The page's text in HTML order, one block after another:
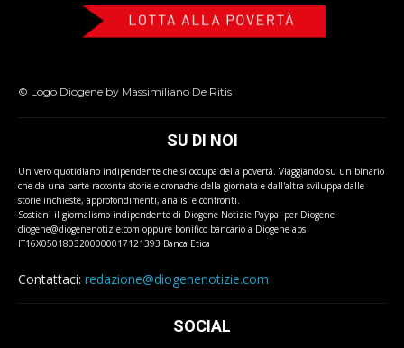
© Logo Diogene by Massimiliano De Ritis
SU DI NOI
Un vero quotidiano indipendente che si occupa della povertà. Viaggiando su un binario
che da una parte racconta storie e cronache della giornata e dall'altra sviluppa dalle
storie inchieste, approfondimenti, analisi e confronti.
Sostieni il giornalismo indipendente di Diogene Notizie Paypal per Diogene
diogene@diogenenotizie.com oppure bonifico bancario a Diogene aps
IT16X0501803200000017121393 Banca Etica
Contattaci: redazione@diogenenotizie.com
SOCIAL